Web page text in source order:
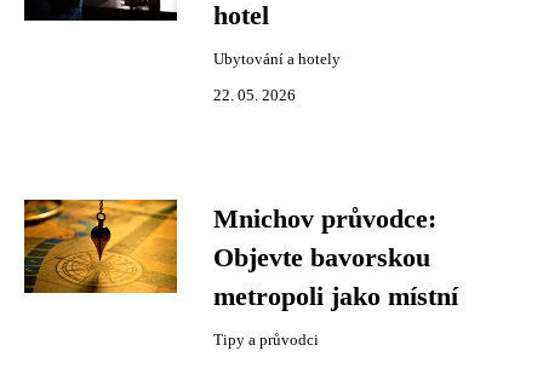
hotel
Ubytování a hotely
22. 05. 2026
Mnichov průvodce:
Objevte bavorskou
metropoli jako místní
Tipy a průvodci